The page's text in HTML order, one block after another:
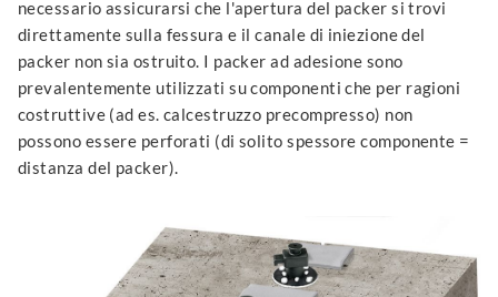
necessario assicurarsi che l'apertura del packer si trovi
direttamente sulla fessura e il canale di iniezione del
packer non sia ostruito. I packer ad adesione sono
prevalentemente utilizzati su componenti che per ragioni
costruttive (ad es. calcestruzzo precompresso) non
possono essere perforati (di solito spessore componente =
distanza del packer).